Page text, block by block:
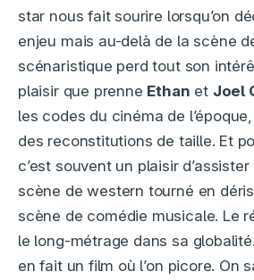
star nous fait sourire lorsqu’on
enjeu mais au-delà de la scène
scénaristique perd tout son
plaisir que prenne Ethan et Joel
les codes du cinéma de
des reconstitutions de taille. Et
c’est souvent un plaisir
scène de western tourné en
scène de comédie musicale. Le
le long-métrage dans sa
en fait un film où l’on picore. On